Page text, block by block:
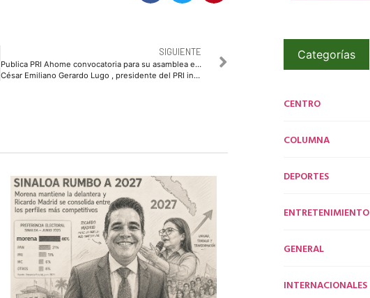
SIGUIENTE
Publica PRI Ahome convocatoria para su asamblea estatal
César Emiliano Gerardo Lugo , presidente del PRI informó que se celebrará el día 20 de noviembre en la modalidad mixta, presencial y virtual
Categorías
CENTRO
COLUMNA
DEPORTES
ENTRETENIMIENTO
GENERAL
INTERNACIONALES